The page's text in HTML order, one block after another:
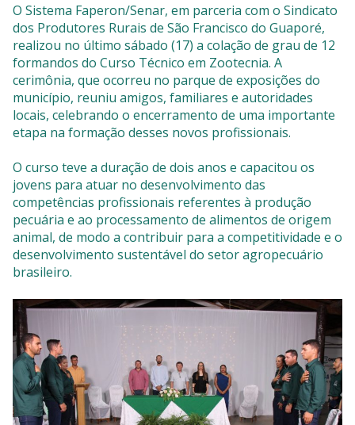
O Sistema Faperon/Senar, em parceria com o Sindicato
dos Produtores Rurais de São Francisco do Guaporé,
realizou no último sábado (17) a colação de grau de 12
formandos do Curso Técnico em Zootecnia. A
cerimônia, que ocorreu no parque de exposições do
município, reuniu amigos, familiares e autoridades
locais, celebrando o encerramento de uma importante
etapa na formação desses novos profissionais.
O curso teve a duração de dois anos e capacitou os
jovens para atuar no desenvolvimento das
competências profissionais referentes à produção
pecuária e ao processamento de alimentos de origem
animal, de modo a contribuir para a competitividade e o
desenvolvimento sustentável do setor agropecuário
brasileiro.